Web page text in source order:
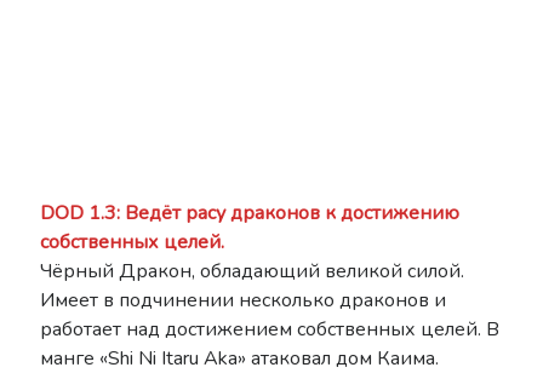
DOD 1.3: Ведёт расу драконов к достижению
собственных целей.
Чёрный Дракон, обладающий великой силой.
Имеет в подчинении несколько драконов и
работает над достижением собственных целей. В
манге «Shi Ni Itaru Aka» атаковал дом Каима.